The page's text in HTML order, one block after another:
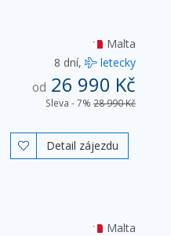
Malta
8 dní,
letecky
od 26 990 Kč
Sleva - 7% 28 990 Kč
 Detail zájezdu
Malta